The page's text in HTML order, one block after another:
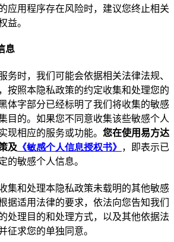
应用程序存在风险时，建议您终止相关
益。
息
务时，我们可能会依据相关法律法规、
按照本隐私政策的约定收集和处理您的
体字部分已经标明了我们将收集的敏感
目的。如果您不同意收集该些敏感个人
现相应的服务或功能。 您在使用易方达
及 《敏感个人信息授权书》 ，即表示已
的敏感个人信息。
集和处理本隐私政策未载明的其他敏感
据适用法律的要求，依法向您告知我们
处理目的和处理方式，以及其他依据法
征求您的单独同意。